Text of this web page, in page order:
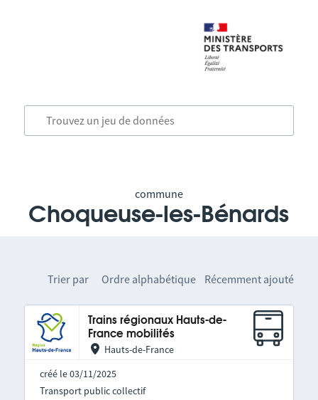
commune
Choqueuse-les-Bénards
Trier par Ordre alphabétique Récemment ajouté
Trains régionaux Hauts-de-
France mobilités
Hauts-de-France
créé le 03/11/2025
Transport public collectif